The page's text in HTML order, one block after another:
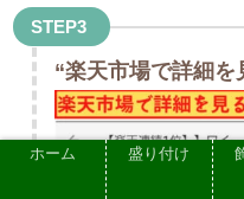
STEP3
“楽天市場で詳細を
ホーム 盛り付け